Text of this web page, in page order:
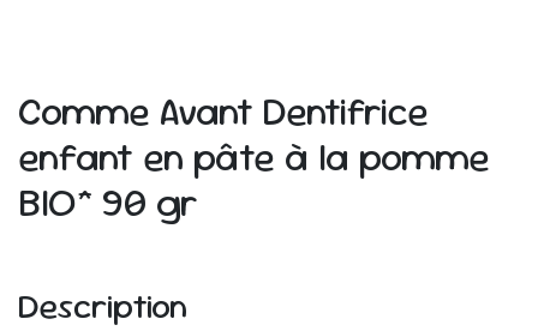
Comme Avant Dentifrice
enfant en pâte à la pomme
BIO* 90 gr
Description